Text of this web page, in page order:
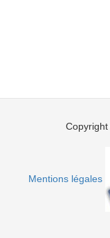
Mentions légales